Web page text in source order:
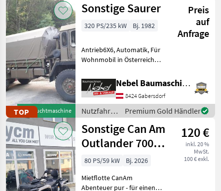
Kategorie 3 Land Filter
AKTUELLER
PFAD
PKW /
LKW /
Moped
Nutzfahrzeuge
Offroader
KATEGORIE
WÄHLEN
Offroader
5
MARKTPLATZ
Zurücksetzen
Ergebnisse
anzeigen
TOPGebrauchtmaschine
Sonstige Saurer
Preis
auf
Anfrage
320 PS/235 kW Bj. 1982
Antrieb6X6, Automatik, Für
Wohnmobil in Österreich
und Sonntag und Feiertag
gefahren werden.War
Orginal Schweizer
Heeresfahrzeug. Nutzfahrz
Nebel Baumaschinen
8424 Gabersdorf
Nutzfahrzeuge
/ Sonstige
Premium Gold Händler
Sonstige Can Am
Outlander 700
Quad ATV SSV
Mietflotte Fre
120 €
inkl. 20 %
MwSt.
100 € exkl.
80 PS/59 kW
Bj. 2026
Mietflotte CanAm
Abenteuer pur - für einen